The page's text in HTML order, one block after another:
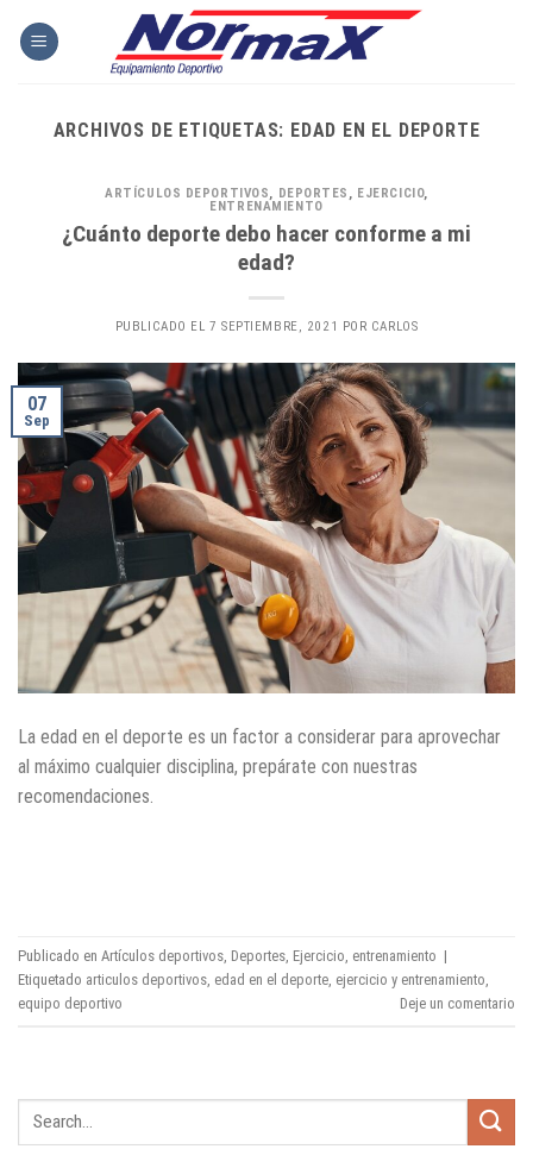
ARCHIVOS DE ETIQUETAS: EDAD EN EL DEPORTE
ARTÍCULOS DEPORTIVOS, DEPORTES , EJERCICIO,
ENTRENAMIENTO
¿Cuánto deporte debo hacer conforme a mi
edad?
PUBLICADO EL 7 SEPTIEMBRE, 2021 POR CARLOS
07
Sep
La edad en el deporte es un factor a considerar para aprovechar
al máximo cualquier disciplina, prepárate con nuestras
recomendaciones.
Publicado en Artículos deportivos Deportes Ejercicio entrenamiento |
Etiquetado articulos deportivos edad en el deporte ejercicio y entrenamiento
equipo deportivo
Deje un comentario